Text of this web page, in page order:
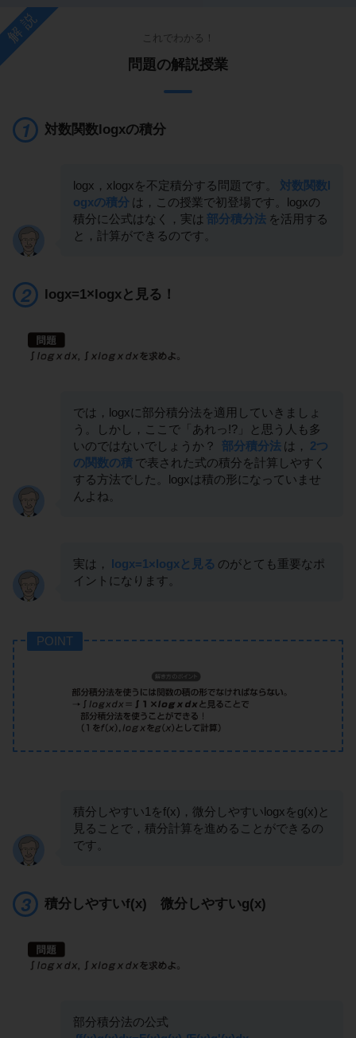
解説 これでわかる！
問題の解説授業
対数関数logxの積分
logx，xlogxを不定積分する問題です。
対数関数l
ogxの積分 は，この授業で初登場です。logxの
積分に公式はなく，実は 部分積分法 を活用する
と，計算ができるのです。
logx=1×logxと見る！
では，logxに部分積分法を適用していきましょ
う。しかし，ここで「あれっ!?」と思う人も多
いのではないでしょうか？
部分積分法 は，
2つ
の関数の積 で表された式の積分を計算しやすく
する方法でした。logxは積の形になっていませ
んよね。
実は， logx=1×logxと見る のがとても重要なポ
イントになります。
POINT
積分しやすい1をf(x)，微分しやすいlogxをg(x)と
見ることで，積分計算を進めることができるの
です。
積分しやすいf(x) 微分しやすいg(x)
部分積分法の公式